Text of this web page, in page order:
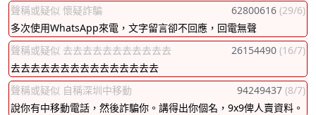
聲稱或疑似 懷疑詐騙 62800616 (29/6)
多次使用WhatsApp來電，文字留言卻不回應，回電無聲
聲稱或疑似 去去去去去去去去去去去
26154490 (16/7)
去去去去去去去去去去去去去去去
聲稱或疑似 自稱深圳中移動
94249437 (8/7)
說你有中移動電話，然後詐騙你。講得出你個名，9x9俾人賣資料。